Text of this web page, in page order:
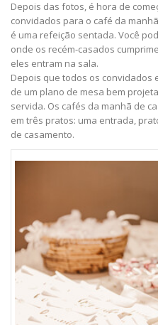
Depois das fotos, é hora de
convidados para o café da
é uma refeição sentada. Você
onde os recém-casados
eles entram na sala.
Depois que todos os convidados
de um plano de mesa bem
servida. Os cafés da manhã de
em três pratos: uma entrada,
de casamento.